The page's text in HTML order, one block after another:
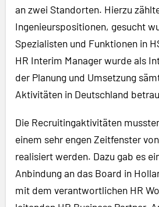
an zwei Standorten. Hierzu
Ingenieurspositionen, gesucht
Spezialisten und Funktionen in
HR Interim Manager wurde als
der Planung und Umsetzung
Aktivitäten in Deutschland
Die Recruitingaktivitäten
einem sehr engen Zeitfenster
realisiert werden. Dazu gab es
Anbindung an das Board in
mit dem verantwortlichen HR